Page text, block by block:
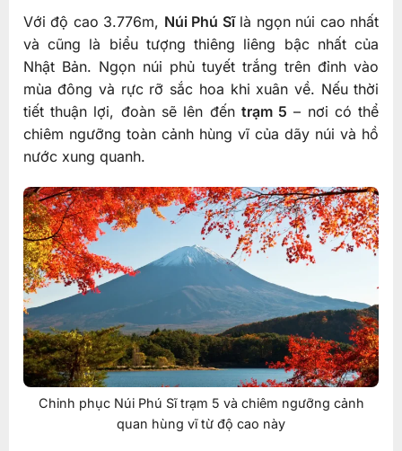
Với độ cao 3.776m, Núi Phú Sĩlà ngọn núi cao nhất
và cũng là biểu tượng thiêng liêng bậc nhất của
Nhật Bản. Ngọn núi phủ tuyết trắng trên đỉnh vào
mùa đông và rực rỡ sắc hoa khi xuân về. Nếu thời
tiết thuận lợi, đoàn sẽ lên đến trạm 5 – nơi có thể
chiêm ngưỡng toàn cảnh hùng vĩ của dãy núi và hồ
nước xung quanh.
Chinh phục Núi Phú Sĩ trạm 5 và chiêm ngưỡng cảnh
quan hùng vĩ từ độ cao này